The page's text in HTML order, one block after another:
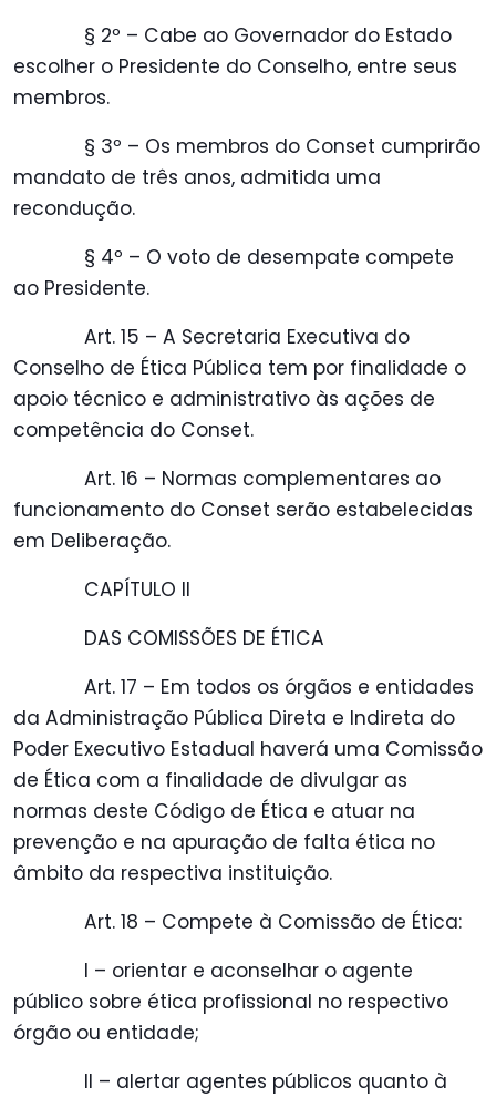
§ 2º – Cabe ao Governador do Estado
escolher o Presidente do Conselho, entre seus
membros.
§ 3º – Os membros do Conset cumprirão
mandato de três anos, admitida uma
recondução.
§ 4º – O voto de desempate compete
ao Presidente.
Art. 15 – A Secretaria Executiva do
Conselho de Ética Pública tem por finalidade o
apoio técnico e administrativo às ações de
competência do Conset.
Art. 16 – Normas complementares ao
funcionamento do Conset serão estabelecidas
em Deliberação.
CAPÍTULO II
DAS COMISSÕES DE ÉTICA
Art. 17 – Em todos os órgãos e entidades
da Administração Pública Direta e Indireta do
Poder Executivo Estadual haverá uma Comissão
de Ética com a finalidade de divulgar as
normas deste Código de Ética e atuar na
prevenção e na apuração de falta ética no
âmbito da respectiva instituição.
Art. 18 – Compete à Comissão de Ética:
I – orientar e aconselhar o agente
público sobre ética profissional no respectivo
órgão ou entidade;
II – alertar agentes públicos quanto à